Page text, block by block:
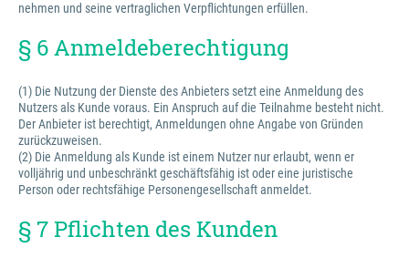
nehmen und seine vertraglichen Verpflichtungen erfüllen.
§ 6 Anmeldeberechtigung
(1) Die Nutzung der Dienste des Anbieters setzt eine Anmeldung des
Nutzers als Kunde voraus. Ein Anspruch auf die Teilnahme besteht nicht.
Der Anbieter ist berechtigt, Anmeldungen ohne Angabe von Gründen
zurückzuweisen.
(2) Die Anmeldung als Kunde ist einem Nutzer nur erlaubt, wenn er
volljährig und unbeschränkt geschäftsfähig ist oder eine juristische
Person oder rechtsfähige Personengesellschaft anmeldet.
§ 7 Pflichten des Kunden